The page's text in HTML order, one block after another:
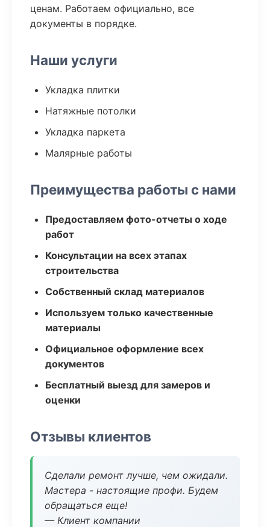
ценам. Работаем официально, все
документы в порядке.
Наши услуги
Укладка плитки
Натяжные потолки
Укладка паркета
Малярные работы
Преимущества работы с нами
Предоставляем фото-отчеты о ходе
работ
Консультации на всех этапах
строительства
Собственный склад материалов
Используем только качественные
материалы
Официальное оформление всех
документов
Бесплатный выезд для замеров и
оценки
Отзывы клиентов
Сделали ремонт лучше, чем ожидали.
Мастера - настоящие профи. Будем
обращаться еще!
— Клиент компании